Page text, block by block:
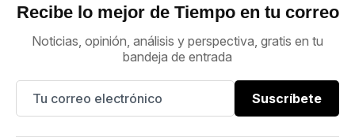
Recibe lo mejor de Tiempo en tu correo
Noticias, opinión, análisis y perspectiva, gratis en tu
bandeja de entrada
Suscríbete